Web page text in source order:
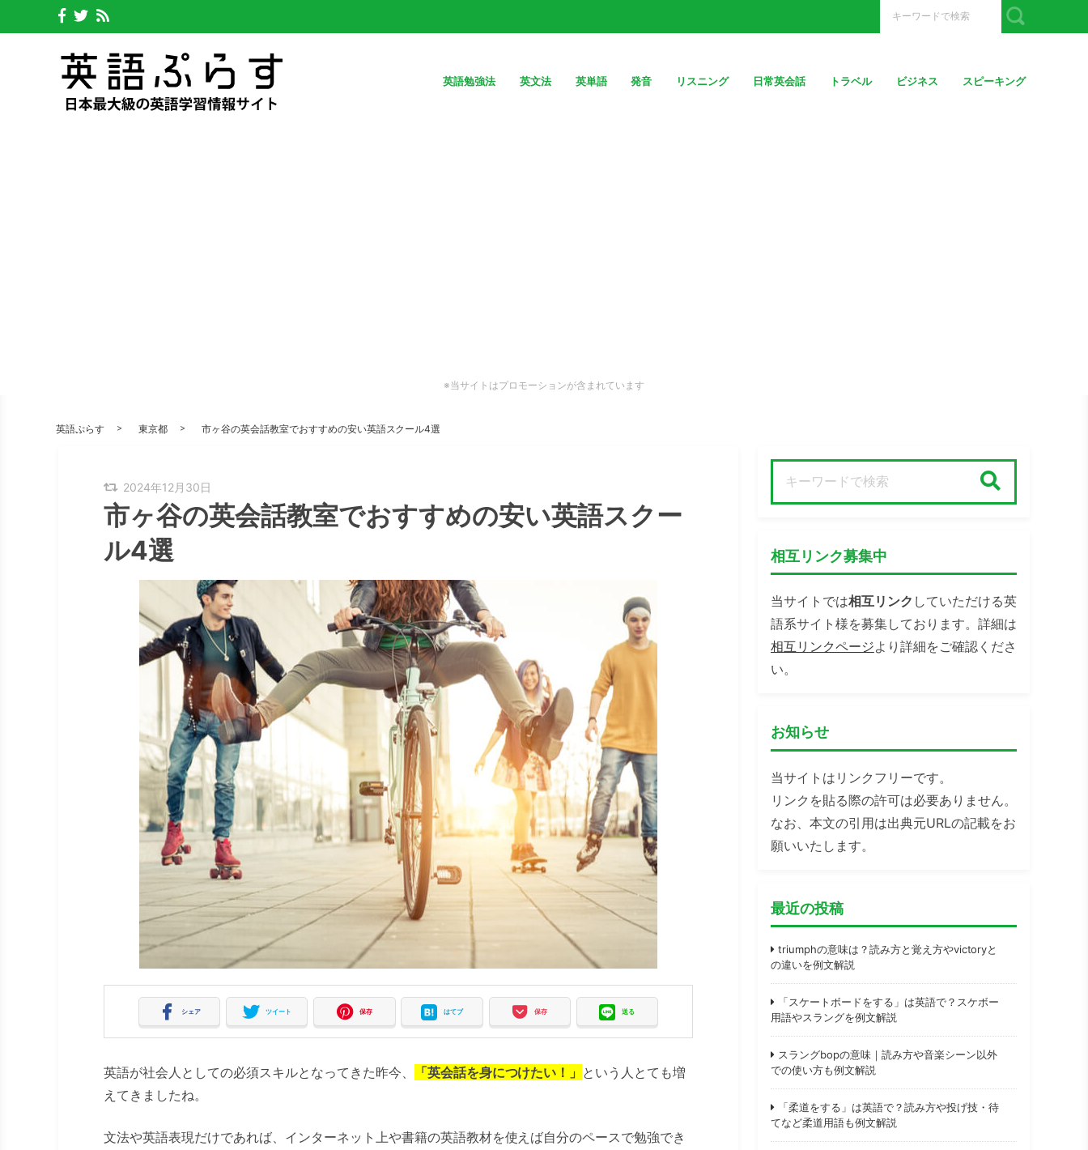
英語勉強法 英文法 英単語 発音 リスニング 日常英会話 トラベル ビジネス スピーキング
※当サイトはプロモーションが含まれています
英語ぷらす 東京都 市ヶ谷の英会話教室でおすすめの安い英語スクール4選
2024年12月30日
市ヶ谷の英会話教室でおすすめの安い英語スクー
ル4選
シェア ツイート 保存 はてブ 保存 送る
英語が社会人としての必須スキルとなってきた昨今、 「英会話を身につけたい！」 という人とても増
えてきましたね。
文法や英語表現だけであれば、インターネット上や書籍の英語教材を使えば自分のペースで勉強でき
相互リンク募集中
当サイトでは相互リンク していただける英
語系サイト様を募集しております。詳細は
相互リンクページより詳細をご確認くださ
い。
お知らせ
当サイトはリンクフリーです。
リンクを貼る際の許可は必要ありません。
なお、本文の引用は出典元URLの記載をお
願いいたします。
最近の投稿
triumphの意味は？読み方と覚え方やvictoryと
の違いを例文解説
「スケートボードをする」は英語で？スケボー
用語やスラングを例文解説
スラングbopの意味｜読み方や音楽シーン以外
での使い方も例文解説
「柔道をする」は英語で？読み方や投げ技・待
てなど柔道用語も例文解説